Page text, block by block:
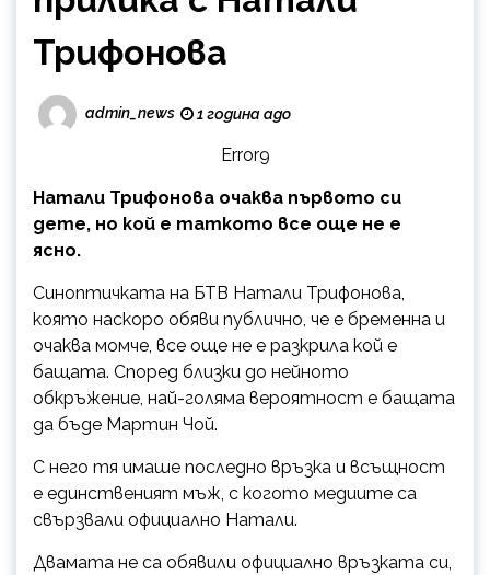
Трифонова
admin_news 1 година ago
Error9
Натали Трифонова очаква първото си
дете, но кой е таткото все още не е
ясно.
Синоптичката на БТВ Натали Трифонова,
която наскоро обяви публично, че е бременна и
очаква момче, все още не е разкрила кой е
бащата. Според близки до нейното
обкръжение, най-голяма вероятност е бащата
да бъде Мартин Чой.
С него тя имаше последно връзка и всъщност
е единственият мъж, с когото медиите са
свързвали официално Натали.
Двамата не са обявили официално връзката си,